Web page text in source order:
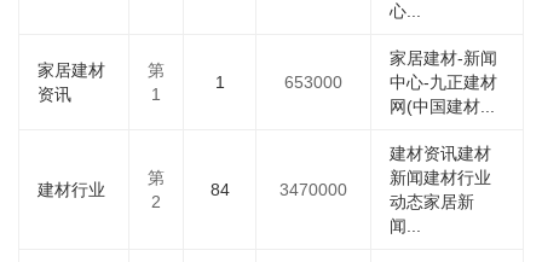
心...
家居建材
资讯
第
1
1 653000
家居建材-新闻
中心-九正建材
网(中国建材...
建材行业
第
2
84 3470000
建材资讯建材
新闻建材行业
动态家居新
闻...